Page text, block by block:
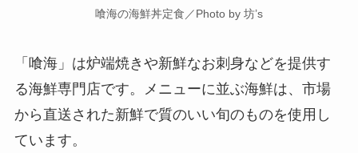
喰海の海鮮丼定食／Photo by 坊’s
「喰海」は炉端焼きや新鮮なお刺身などを提供す
る海鮮専門店です。メニューに並ぶ海鮮は、市場
から直送された新鮮で質のいい旬のものを使用し
ています。